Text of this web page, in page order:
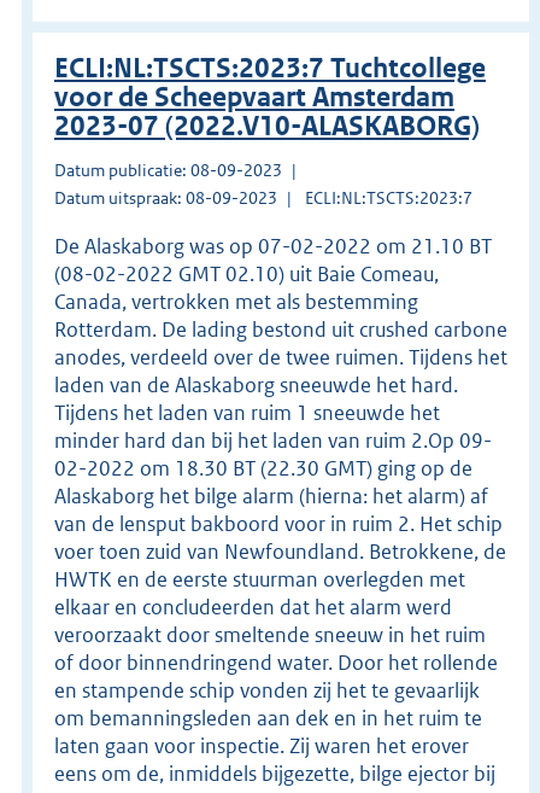
ECLI:NL:TSCTS:2023:7 Tuchtcollege
voor de Scheepvaart Amsterdam
2023-07 (2022.V10-ALASKABORG)
Datum publicatie: 08-09-2023
Datum uitspraak: 08-09-2023
ECLI:NL:TSCTS:2023:7
De Alaskaborg was op 07-02-2022 om 21.10 BT
(08-02-2022 GMT 02.10) uit Baie Comeau,
Canada, vertrokken met als bestemming
Rotterdam. De lading bestond uit crushed carbone
anodes, verdeeld over de twee ruimen. Tijdens het
laden van de Alaskaborg sneeuwde het hard.
Tijdens het laden van ruim 1 sneeuwde het
minder hard dan bij het laden van ruim 2.Op 09-
02-2022 om 18.30 BT (22.30 GMT) ging op de
Alaskaborg het bilge alarm (hierna: het alarm) af
van de lensput bakboord voor in ruim 2. Het schip
voer toen zuid van Newfoundland. Betrokkene, de
HWTK en de eerste stuurman overlegden met
elkaar en concludeerden dat het alarm werd
veroorzaakt door smeltende sneeuw in het ruim
of door binnendringend water. Door het rollende
en stampende schip vonden zij het te gevaarlijk
om bemanningsleden aan dek en in het ruim te
laten gaan voor inspectie. Zij waren het erover
eens om de, inmiddels bijgezette, bilge ejector bij